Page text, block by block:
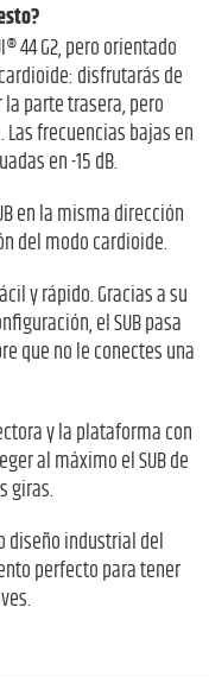
44 G2, pero orientado
disfrutarás de
parte trasera, pero
frecuencias bajas en
en -15 dB.
en la misma dirección
del modo cardioide.
y rápido. Gracias a su
el SUB pasa
que no le conectes una
y la plataforma con
al máximo el SUB de
giras.
diseño industrial del
perfecto para tener